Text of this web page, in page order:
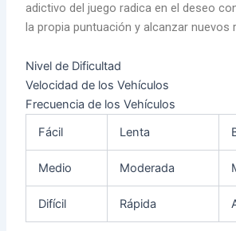
adictivo del juego radica en el deseo
la propia puntuación y alcanzar nuevos
Nivel de Dificultad
Velocidad de los Vehículos
Frecuencia de los Vehículos
Fácil
Lenta
Medio Moderada
Difícil Rápida